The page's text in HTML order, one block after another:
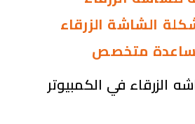
الشاشة الزرقاء
متخصص
الزرقاء في الكمبيوتر